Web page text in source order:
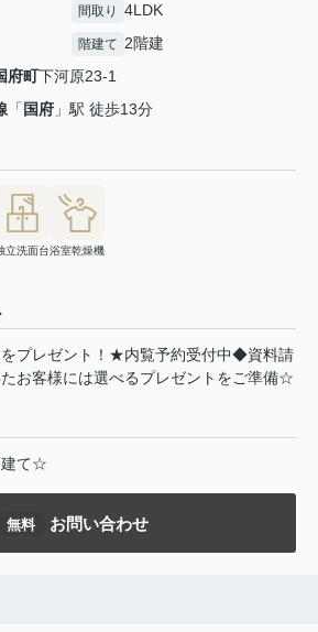
間取り 4LDK
階建て 2階建
府町下河原23-1
「 国府 」駅 徒歩13分
立洗面台浴室乾燥機
プレゼント！★内覧予約受付中◆資料請
お客様には選べるプレゼントをご準備☆
建て☆
無料 お問い合わせ